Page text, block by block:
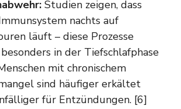
Studien zeigen, dass
nachts auf
läuft – diese Prozesse
in der Tiefschlafphase
mit chronischem
sind häufiger erkältet
für Entzündungen. [6]